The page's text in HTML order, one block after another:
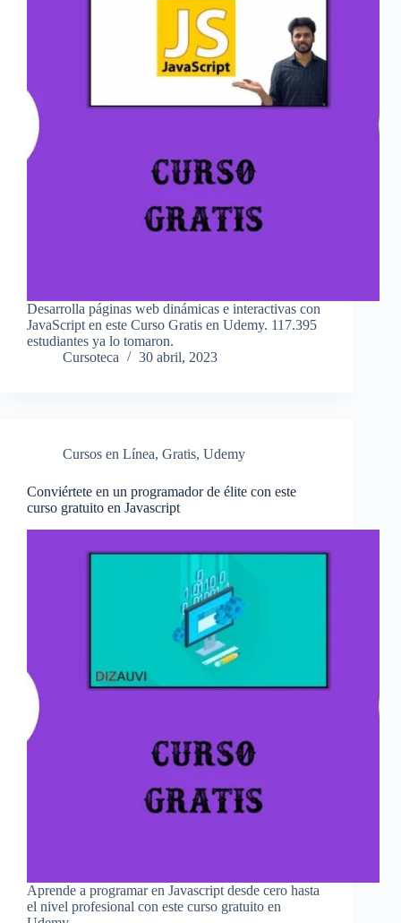
Desarrolla páginas web dinámicas e interactivas con
JavaScript en este Curso Gratis en Udemy. 117.395
estudiantes ya lo tomaron.
Cursoteca
30 abril, 2023
Cursos en Línea, Gratis, Udemy
Conviértete en un programador de élite con este
curso gratuito en Javascript
Aprende a programar en Javascript desde cero hasta
el nivel profesional con este curso gratuito en